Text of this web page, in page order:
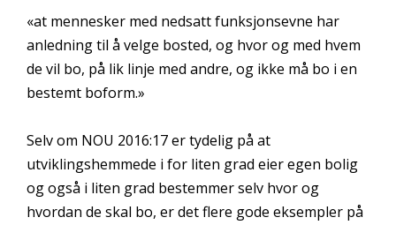
«at mennesker med nedsatt funksjonsevne har
anledning til å velge bosted, og hvor og med hvem
de vil bo, på lik linje med andre, og ikke må bo i en
bestemt boform.»
Selv om NOU 2016:17 er tydelig på at
utviklingshemmede i for liten grad eier egen bolig
og også i liten grad bestemmer selv hvor og
hvordan de skal bo, er det flere gode eksempler på